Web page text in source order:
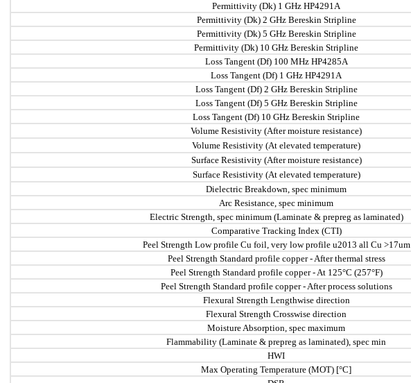
Permittivity (Dk) 1 GHz HP4291A
Permittivity (Dk) 2 GHz Bereskin Stripline
Permittivity (Dk) 5 GHz Bereskin Stripline
Permittivity (Dk) 10 GHz Bereskin Stripline
Loss Tangent (Df) 100 MHz HP4285A
Loss Tangent (Df) 1 GHz HP4291A
Loss Tangent (Df) 2 GHz Bereskin Stripline
Loss Tangent (Df) 5 GHz Bereskin Stripline
Loss Tangent (Df) 10 GHz Bereskin Stripline
Volume Resistivity (After moisture resistance)
Volume Resistivity (At elevated temperature)
Surface Resistivity (After moisture resistance)
Surface Resistivity (At elevated temperature)
Dielectric Breakdown, spec minimum
Arc Resistance, spec minimum
Electric Strength, spec minimum (Laminate & prepreg as laminated)
Comparative Tracking Index (CTI)
Peel Strength Low profile Cu foil, very low profile u2013 all Cu >17um
Peel Strength Standard profile copper - After thermal stress
Peel Strength Standard profile copper - At 125°C (257°F)
Peel Strength Standard profile copper - After process solutions
Flexural Strength Lengthwise direction
Flexural Strength Crosswise direction
Moisture Absorption, spec maximum
Flammability (Laminate & prepreg as laminated), spec min
HWI
Max Operating Temperature (MOT) [°C]